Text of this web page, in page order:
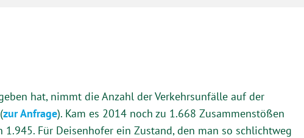
hat, nimmt die Anzahl der Verkehrsunfälle auf der
zur Anfrage). Kam es 2014 noch zu 1.668 Zusammenstößen
Für Deisenhofer ein Zustand, den man so schlichtweg